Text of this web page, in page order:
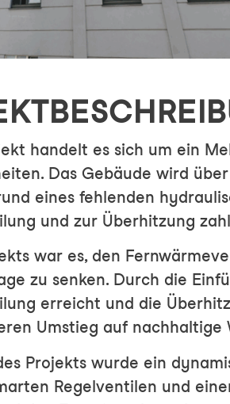
handelt es sich um ein
Das Gebäude wird
eines fehlenden
und zur Überhitzung
war es, den
zu senken. Durch die
erreicht und die
Umstieg auf
Projekts wurde ein
Regelventilen und